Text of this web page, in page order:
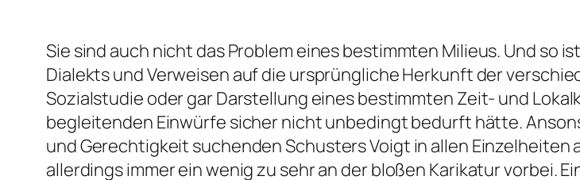
Sie sind auch nicht das Problem eines bestimmten Milieus. Und so
Dialekts und Verweisen auf die ursprüngliche Herkunft der
Sozialstudie oder gar Darstellung eines bestimmten Zeit- und
begleitenden Einwürfe sicher nicht unbedingt bedurft hätte.
und Gerechtigkeit suchenden Schusters Voigt in allen Einzelheiten
allerdings immer ein wenig zu sehr an der bloßen Karikatur vorbei.